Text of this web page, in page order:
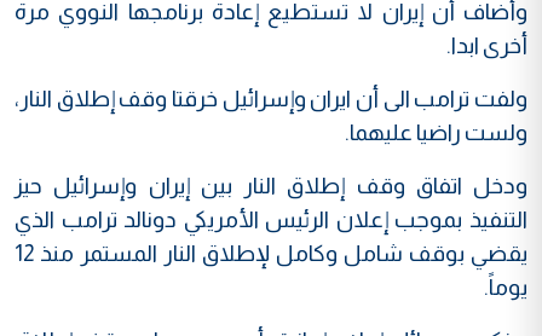
وأضاف أن إيران لا تستطيع إعادة برنامجها النووي مرة
أخرى ابدا.
ولفت ترامب الى أن ايران وإسرائيل خرقتا وقف إطلاق النار،
ولست راضيا عليهما.
ودخل اتفاق وقف إطلاق النار بين إيران وإسرائيل حيز
التنفيذ بموجب إعلان الرئيس الأمريكي دونالد ترامب الذي
يقضي بوقف شامل وكامل لإطلاق النار المستمر منذ 12
يوماً.